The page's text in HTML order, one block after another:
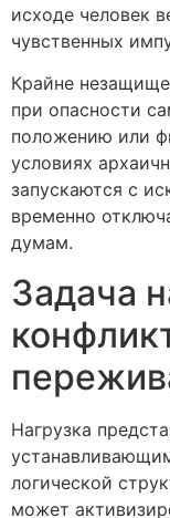
исходе человек
чувственных
Крайне
при опасности
положению или
условиях
запускаются с
временно
думам.
Задача
Нагрузка
логической
может